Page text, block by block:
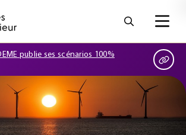
publie ses scénarios 100%